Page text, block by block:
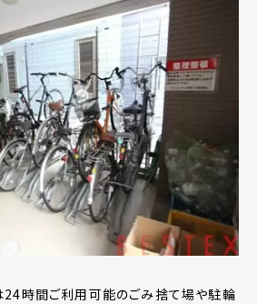
24時間ご利用可能のごみ捨て場や駐輪